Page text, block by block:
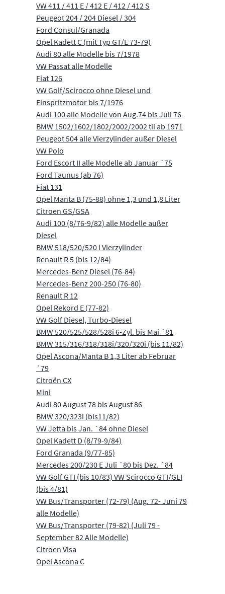
VW 411 / 411 E / 412 E / 412 / 412 S
Peugeot 204 / 204 Diesel / 304
Ford Consul/Granada
Opel Kadett C (mit Typ GT/E 73-79)
Audi 80 alle Modelle bis 7/1978
VW Passat alle Modelle
Fiat 126
VW Golf/Scirocco ohne Diesel und
Einspritzmotor bis 7/1976
Audi 100 alle Modelle von Aug.74 bis Juli 76
BMW 1502/1602/1802/2002/2002 tii ab 1971
Peugeot 504 alle Vierzylinder außer Diesel
VW Polo
Ford Escort II alle Modelle ab Januar ´75
Ford Taunus (ab 76)
Fiat 131
Opel Manta B (75-88) ohne 1,3 und 1,8 Liter
Citroen GS/GSA
Audi 100 (8/76-9/82) alle Modelle außer
Diesel
BMW 518/520/520 i Vierzylinder
Renault R 5 (bis 12/84)
Mercedes-Benz Diesel (76-84)
Mercedes-Benz 200-250 (76-80)
Renault R 12
Opel Rekord E (77-82)
VW Golf Diesel, Turbo-Diesel
BMW 520/525/528/528i 6-Zyl. bis Mai ´81
BMW 315/316/318/318i/320/320i (bis 11/82)
Opel Ascona/Manta B 1,3 Liter ab Februar
´79
Citroën CX
Mini
Audi 80 August 78 bis August 86
BMW 320/323i (bis11/82)
VW Jetta bis Jan. ´84 ohne Diesel
Opel Kadett D (8/79-9/84)
Ford Granada (9/77-85)
Mercedes 200/230 E Juli ´80 bis Dez. ´84
VW Golf GTI (bis 10/83) VW Scirocco GTI/GLI
(bis 4/81)
VW Bus/Transporter (72-79) (Aug. 72- Juni 79
alle Modelle)
VW Bus/Transporter (79-82) (Juli 79 -
September 82 Alle Modelle)
Citroen Visa
Opel Ascona C